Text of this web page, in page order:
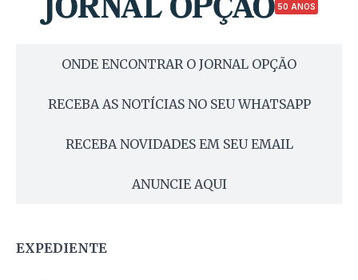
50 ANOS
ONDE ENCONTRAR O JORNAL OPÇÃO
RECEBA AS NOTÍCIAS NO SEU WHATSAPP
RECEBA NOVIDADES EM SEU EMAIL
ANUNCIE AQUI
EXPEDIENTE